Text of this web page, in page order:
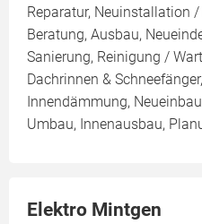
Reparatur, Neuinstallation
Beratung, Ausbau,
Sanierung, Reinigung /
Dachrinnen &
Innendämmung,
Umbau, Innenausbau,
Elektro Mintgen